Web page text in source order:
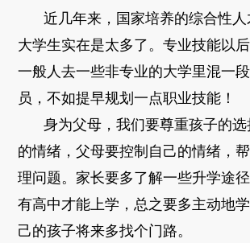
近几年来，国家培养的综合性
大学生实在是太多了。专业技能以
一般人去一些非专业的大学里混一
员，不如提早规划一点职业技能！
身为父母，我们要尊重孩子的
的情绪，父母要控制自己的情绪，
理问题。家长要多了解一些升学途
有高中才能上学，总之要多主动地
己的孩子将来多找个门路。